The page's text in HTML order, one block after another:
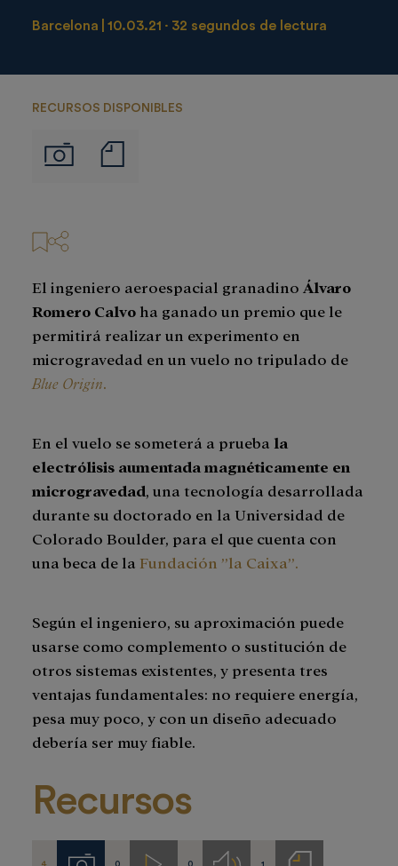
Barcelona 10.03.21 32 segundos de lectura
RECURSOS DISPONIBLES
Imágenes
de
El ingeniero aeroespacial granadino Álvaro
Romero Calvo ha ganado un premio que le
permitirá realizar un experimento en
microgravedad en un vuelo no tripulado de
Blue Origin.
En el vuelo se someterá a prueba la
electrólisis aumentada magnéticamente en
microgravedad, una tecnología desarrollada
durante su doctorado en la Universidad de
Colorado Boulder, para el que cuenta con
una beca de la Fundación ”la Caixa”.
Según el ingeniero, su aproximación puede
usarse como complemento o sustitución de
otros sistemas existentes, y presenta tres
ventajas fundamentales: no requiere energía,
pesa muy poco, y con un diseño adecuado
debería ser muy fiable.
Recursos